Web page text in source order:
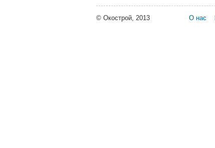
© Окострой, 2013 О нас